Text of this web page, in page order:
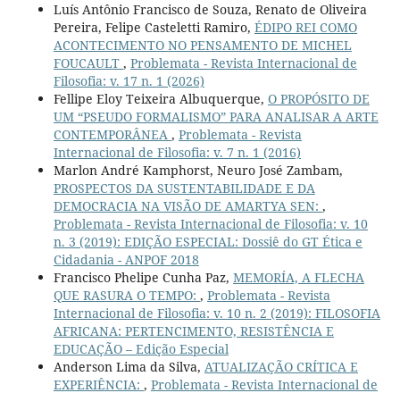
Luís Antônio Francisco de Souza, Renato de Oliveira
Pereira, Felipe Casteletti Ramiro, ÉDIPO REI COMO
ACONTECIMENTO NO PENSAMENTO DE MICHEL
FOUCAULT , Problemata - Revista Internacional de
Filosofia: v. 17 n. 1 (2026)
Fellipe Eloy Teixeira Albuquerque, O PROPÓSITO DE
UM “PSEUDO FORMALISMO” PARA ANALISAR A ARTE
CONTEMPORÂNEA , Problemata - Revista
Internacional de Filosofia: v. 7 n. 1 (2016)
Marlon André Kamphorst, Neuro José Zambam,
PROSPECTOS DA SUSTENTABILIDADE E DA
DEMOCRACIA NA VISÃO DE AMARTYA SEN: ,
Problemata - Revista Internacional de Filosofia: v. 10
n. 3 (2019): EDIÇÃO ESPECIAL: Dossiê do GT Ética e
Cidadania - ANPOF 2018
Francisco Phelipe Cunha Paz, MEMORÍA, A FLECHA
QUE RASURA O TEMPO: , Problemata - Revista
Internacional de Filosofia: v. 10 n. 2 (2019): FILOSOFIA
AFRICANA: PERTENCIMENTO, RESISTÊNCIA E
EDUCAÇÃO – Edição Especial
Anderson Lima da Silva, ATUALIZAÇÃO CRÍTICA E
EXPERIÊNCIA: , Problemata - Revista Internacional de